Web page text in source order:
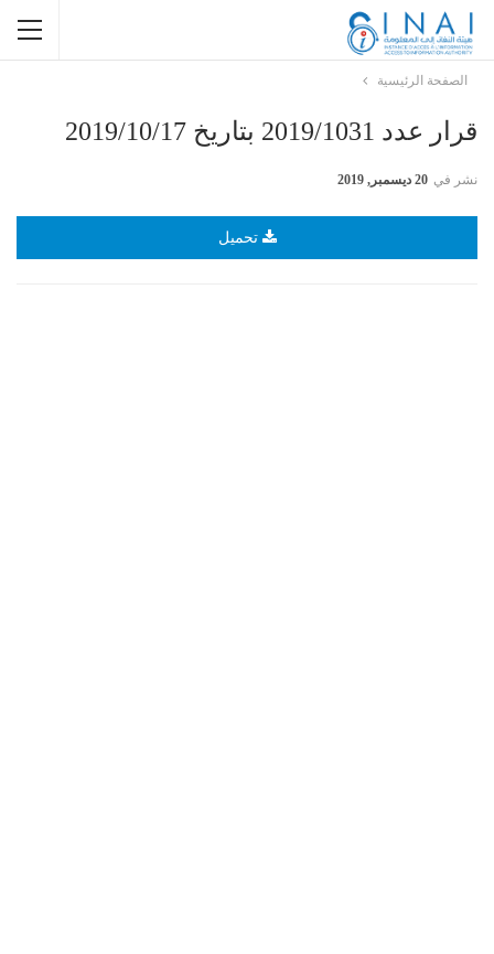
الصفحة الرئيسية
قرار عدد 2019/1031 بتاريخ 2019/10/17
نشر في 20 ديسمبر, 2019
تحميل